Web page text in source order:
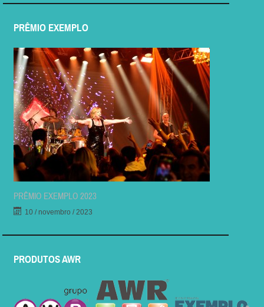
PRÊMIO EXEMPLO
PRÊMIO EXEMPLO 2023
10 / novembro / 2023
PRODUTOS AWR